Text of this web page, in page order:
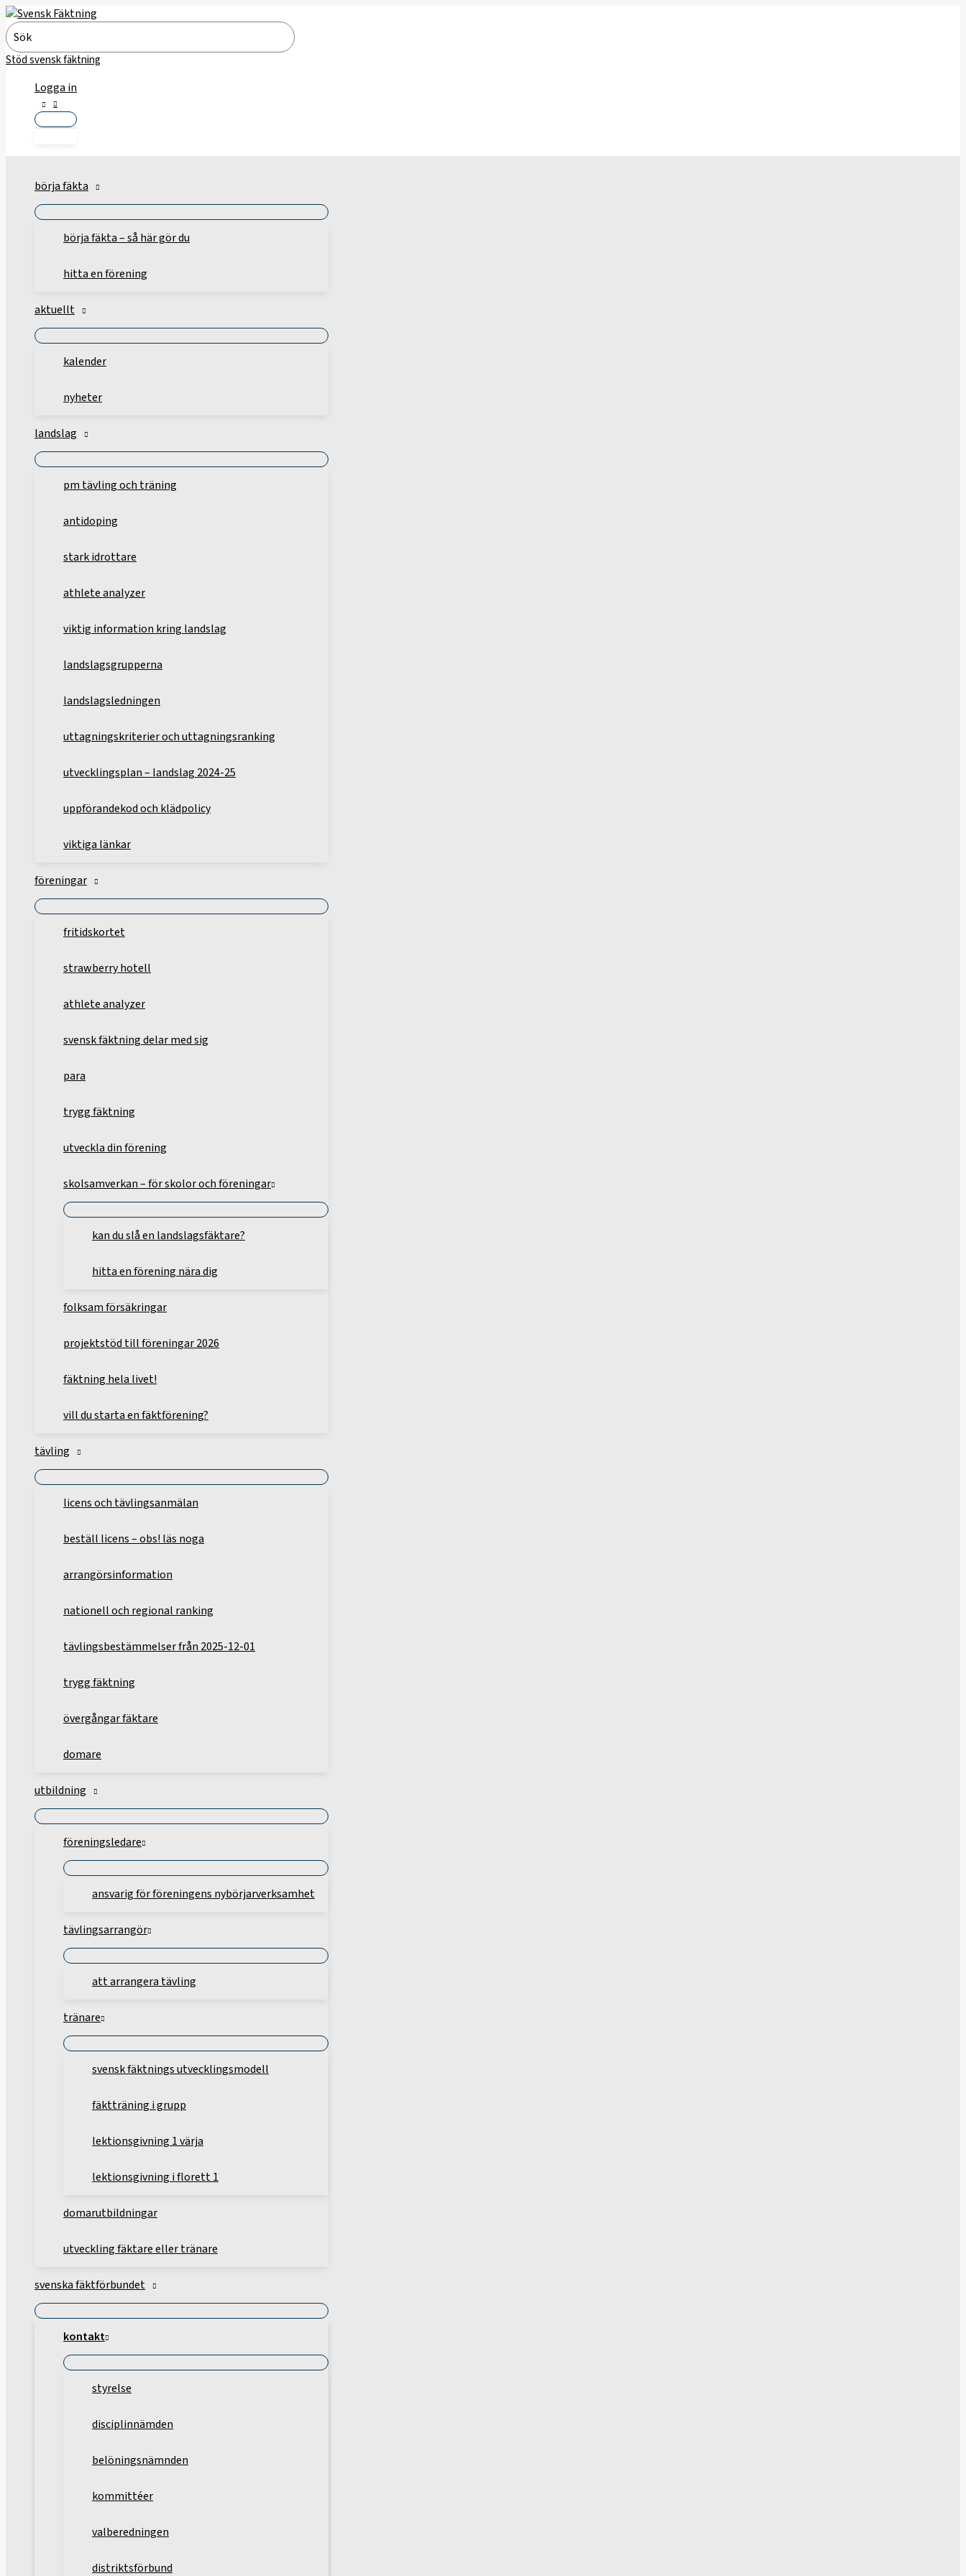
Hoppa
till
innehåll
Search
for:
Stöd svensk fäktning
Logga in
börja fäkta
börja fäkta – så här gör du
hitta en förening
aktuellt
kalender
nyheter
landslag
pm tävling och träning
antidoping
stark idrottare
athlete analyzer
viktig information kring landslag
landslagsgrupperna
landslagsledningen
uttagningskriterier och uttagningsranking
utvecklingsplan – landslag 2024-25
uppförandekod och klädpolicy
viktiga länkar
föreningar
fritidskortet
strawberry hotell
athlete analyzer
svensk fäktning delar med sig
para
trygg fäktning
utveckla din förening
skolsamverkan – för skolor och föreningar
kan du slå en landslagsfäktare?
hitta en förening nära dig
folksam försäkringar
projektstöd till föreningar 2026
fäktning hela livet!
vill du starta en fäktförening?
tävling
licens och tävlingsanmälan
beställ licens – obs! läs noga
arrangörsinformation
nationell och regional ranking
tävlingsbestämmelser från 2025-12-01
trygg fäktning
övergångar fäktare
domare
utbildning
föreningsledare
ansvarig för föreningens nybörjarverksamhet
tävlingsarrangör
att arrangera tävling
tränare
svensk fäktnings utvecklingsmodell
fäktträning i grupp
lektionsgivning 1 värja
lektionsgivning i florett 1
domarutbildningar
utveckling fäktare eller tränare
svenska fäktförbundet
kontakt
styrelse
disciplinnämden
belöningsnämnden
kommittéer
valberedningen
distriktsförbund